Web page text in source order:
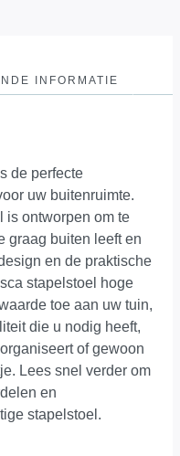
INFORMATIE
de perfecte
uw buitenruimte.
is ontworpen om te
graag buiten leeft en
en de praktische
stapelstoel hoge
toe aan uw tuin,
die u nodig heeft,
of gewoon
Lees snel verder om
en
stapelstoel.